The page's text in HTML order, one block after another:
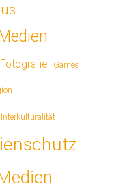
Fotografie Games
Interkulturalität